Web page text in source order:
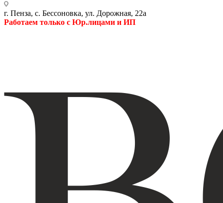
г. Пенза, с. Бессоновка, ул. Дорожная, 22а
Работаем только с Юр.лицами и ИП